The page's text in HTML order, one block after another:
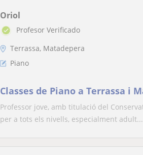
Oriol
Profesor Verificado
Terrassa, Matadepera
Piano
Classes de Piano a Terrassa i
Professor jove, amb titulació del
per a tots els nivells, especialment adult...